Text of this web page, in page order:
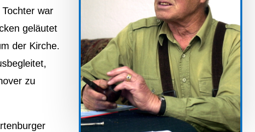
war
geläutet
der Kirche.
zu